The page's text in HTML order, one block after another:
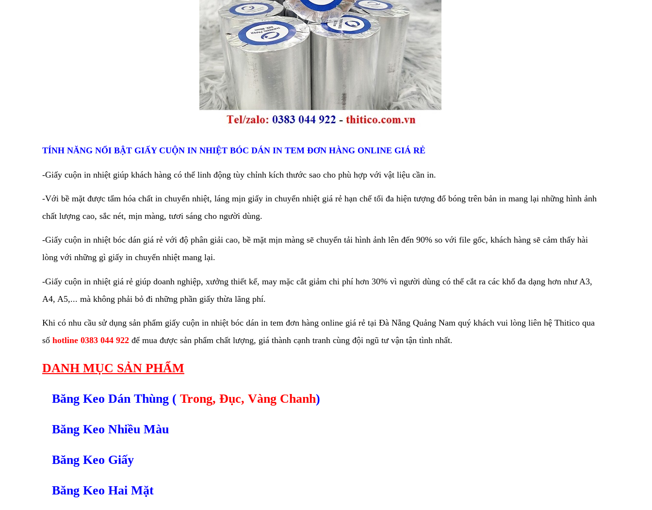
TÍNH NĂNG NỔI BẬT GIẤY CUỘN IN NHIỆT BÓC DÁN IN TEM ĐƠN HÀNG ONLINE GIÁ RẺ
-Giấy cuộn in nhiệt giúp khách hàng có thể linh động tùy chỉnh kích thước sao cho phù hợp với vật liệu cần in.
-Với bề mặt được tẩm hóa chất in chuyển nhiệt, láng mịn giấy in chuyển nhiệt giá rẻ hạn chế tối đa hiện tượng đổ bóng trên bản in mang lại những hình ảnh
chất lượng cao, sắc nét, mịn màng, tươi sáng cho người dùng.
-Giấy cuộn in nhiệt bóc dán giá rẻ với độ phân giải cao, bề mặt mịn màng sẽ chuyển tải hình ảnh lên đến 90% so với file gốc, khách hàng sẽ cảm thấy hài
lòng với những gì giấy in chuyển nhiệt mang lại.
-Giấy cuộn in nhiệt giá rẻ giúp doanh nghiệp, xưởng thiết kế, may mặc cắt giảm chi phí hơn 30% vì người dùng có thể cắt ra các khổ đa dạng hơn như A3,
A4, A5,... mà không phải bỏ đi những phần giấy thừa lãng phí.
Khi có nhu cầu sử dụng sản phẩm giấy cuộn in nhiệt bóc dán in tem đơn hàng online giá rẻ tại Đà Nẵng Quảng Nam quý khách vui lòng liên hệ Thitico qua
số hotline 0383 044 922 để mua được sản phẩm chất lượng, giá thành cạnh tranh cùng đội ngũ tư vận tận tình nhất.
DANH MỤC SẢN PHẨM
Băng Keo Dán Thùng ( Trong, Đục, Vàng Chanh)
Băng Keo Nhiều Màu
Băng Keo Giấy
Băng Keo Hai Mặt